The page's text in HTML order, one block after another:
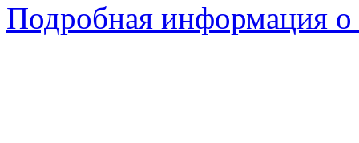
Подробная информация о